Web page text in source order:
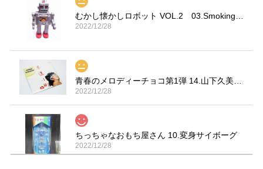
2022/12/28
2022/12/28
ちっちゃなおもち屋さん 10.変身サイボーグ
2022/12/28